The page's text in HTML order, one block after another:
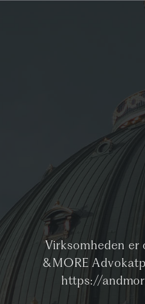
Virksomheden er
&MORE
https://